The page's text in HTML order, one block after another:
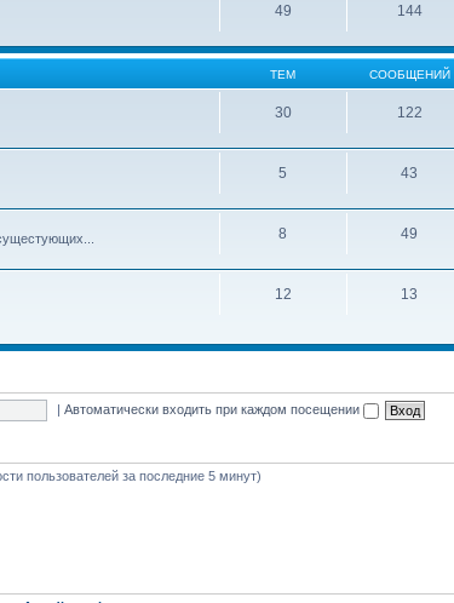
49 144
ТЕМ СООБЩЕНИЙ
30 122
5 43
8 49
12 13
|Автоматически входить при каждом посещении
пользователей за последние 5 минут)